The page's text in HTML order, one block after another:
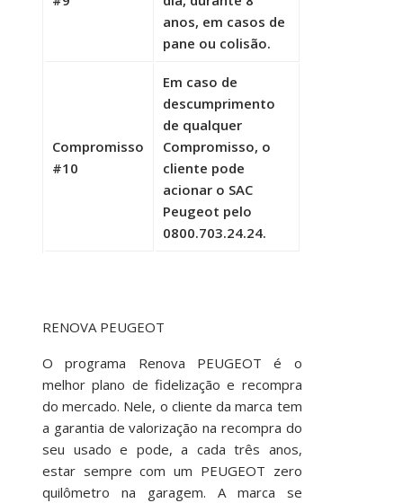
anos, em casos de
pane ou colisão.
Compromisso
#10
Em caso de
descumprimento
de qualquer
Compromisso, o
cliente pode
acionar o SAC
Peugeot pelo
0800.703.24.24.
RENOVA PEUGEOT
O programa Renova PEUGEOT é o
melhor plano de fidelização e recompra
do mercado. Nele, o cliente da marca tem
a garantia de valorização na recompra do
seu usado e pode, a cada três anos,
estar sempre com um PEUGEOT zero
quilômetro na garagem. A marca se